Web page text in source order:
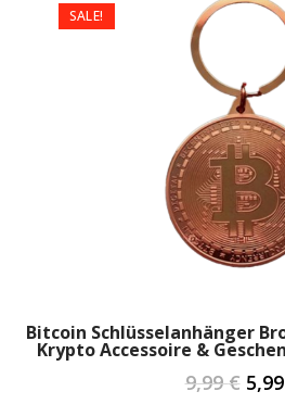
Bitcoin Schlüsselanhänger
Krypto Accessoire &
SALE!
9,99€ 5,99